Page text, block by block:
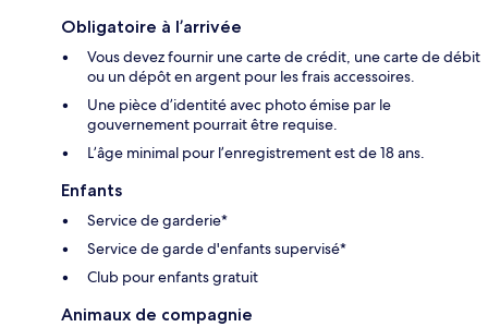
Obligatoire à l’arrivée
Vous devez fournir une carte de crédit, une carte de débit
ou un dépôt en argent pour les frais accessoires.
Une pièce d’identité avec photo émise par le
gouvernement pourrait être requise.
L’âge minimal pour l’enregistrement est de 18 ans.
Enfants
Service de garderie*
Service de garde d'enfants supervisé*
Club pour enfants gratuit
Animaux de compagnie